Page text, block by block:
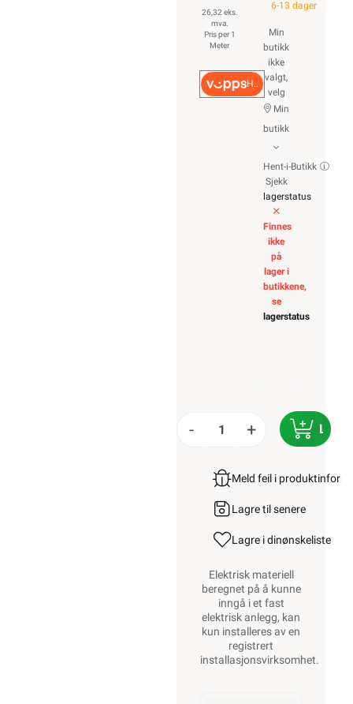
26,32 eks.
mva.
Pris per 1
Meter
Hurtigkasse
6-13 dager
Min
butikk
ikke
valgt,
velg
Min
butikk
Hent-i-Butikk
Sjekk
lagerstatus
Finnes
ikke
på
lager i
butikkene,
se
lagerstatus
- +
Meld feil i
Lagre til senere
Lagre i dinønskeliste
Elektrisk materiell
beregnet på å kunne
inngå i et fast
elektrisk anlegg, kan
kun installeres av en
registrert
installasjonsvirksomhet.